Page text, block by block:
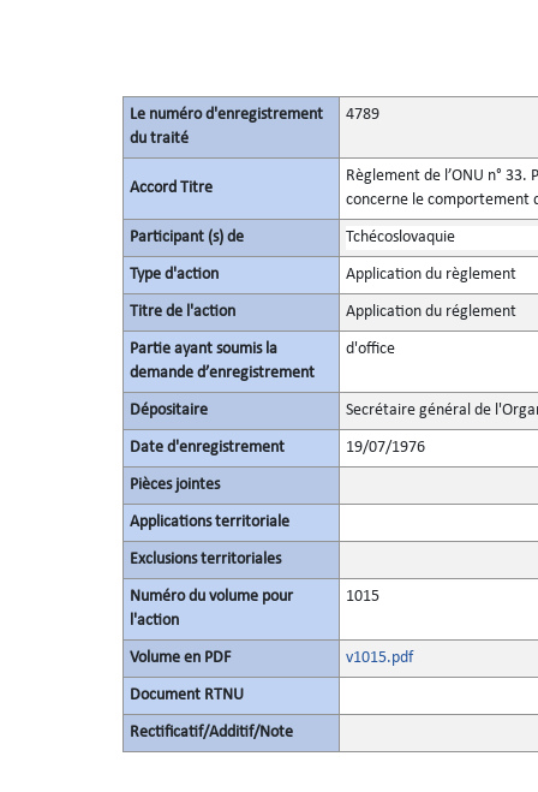
Le numéro d'enregistrement
du traité
4789
Accord Titre
Règlement de l’ONU n°
concerne le comportement
Participant (s) de Tchécoslovaquie
Type d'action Application du règlement
Titre de l'action Application du réglement
Partie ayant soumis la
demande d’enregistrement
d'office
Dépositaire Secrétaire général de
Date d'enregistrement 19/07/1976
Pièces jointes
Applications territoriale
Exclusions territoriales
Numéro du volume pour
l'action
1015
Volume en PDF v1015.pdf
Document RTNU
Rectificatif/Additif/Note